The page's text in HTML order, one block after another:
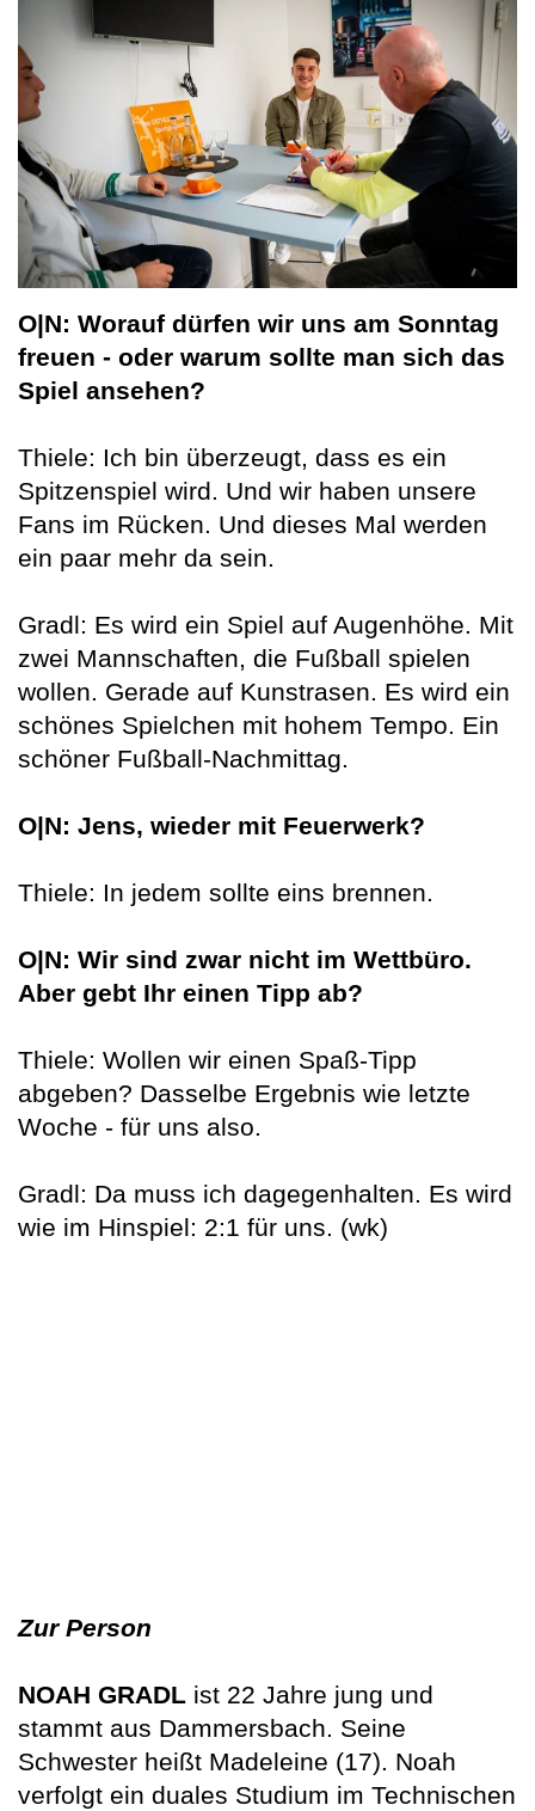
O|N: Worauf dürfen wir uns am Sonntag
freuen - oder warum sollte man sich das
Spiel ansehen?
Thiele: Ich bin überzeugt, dass es ein
Spitzenspiel wird. Und wir haben unsere
Fans im Rücken. Und dieses Mal werden
ein paar mehr da sein.
Gradl: Es wird ein Spiel auf Augenhöhe. Mit
zwei Mannschaften, die Fußball spielen
wollen. Gerade auf Kunstrasen. Es wird ein
schönes Spielchen mit hohem Tempo. Ein
schöner Fußball-Nachmittag.
O|N: Jens, wieder mit Feuerwerk?
Thiele: In jedem sollte eins brennen.
O|N: Wir sind zwar nicht im Wettbüro.
Aber gebt Ihr einen Tipp ab?
Thiele: Wollen wir einen Spaß-Tipp
abgeben? Dasselbe Ergebnis wie letzte
Woche - für uns also.
Gradl: Da muss ich dagegenhalten. Es wird
wie im Hinspiel: 2:1 für uns. (wk)
Zur Person
NOAH GRADL ist 22 Jahre jung und
stammt aus Dammersbach. Seine
Schwester heißt Madeleine (17). Noah
verfolgt ein duales Studium im Technischen